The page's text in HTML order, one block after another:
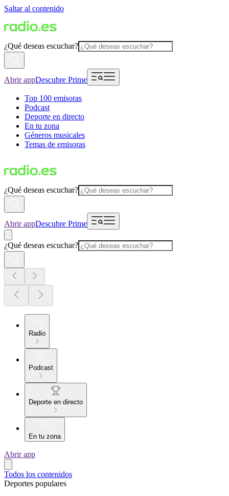
Saltar al contenido
¿Qué deseas escuchar?
Abrir appDescubre Prime
Top 100 emisoras
Podcast
Deporte en directo
En tu zona
Géneros musicales
Temas de emisoras
¿Qué deseas escuchar?
Abrir appDescubre Prime
¿Qué deseas escuchar?
Radio
Podcast
Deporte en directo
En tu zona
Abrir app
Todos los contenidos
Deportes populares